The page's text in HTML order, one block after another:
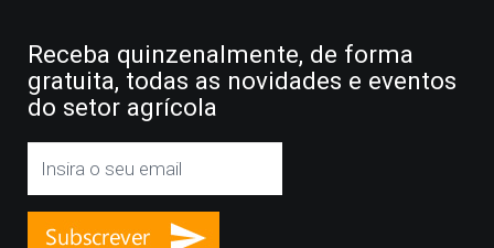
Receba quinzenalmente, de forma
gratuita, todas as novidades e eventos
do setor agrícola